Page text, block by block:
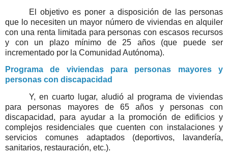
El objetivo es poner a disposición de las personas
que lo necesiten un mayor número de viviendas en alquiler
con una renta limitada para personas con escasos recursos
y con un plazo mínimo de 25 años (que puede ser
incrementado por la Comunidad Autónoma).
Programa de viviendas para personas mayores y
personas con discapacidad
Y, en cuarto lugar, aludió al programa de viviendas
para personas mayores de 65 años y personas con
discapacidad, para ayudar a la promoción de edificios y
complejos residenciales que cuenten con instalaciones y
servicios comunes adaptados (deportivos, lavandería,
sanitarios, restauración, etc.).